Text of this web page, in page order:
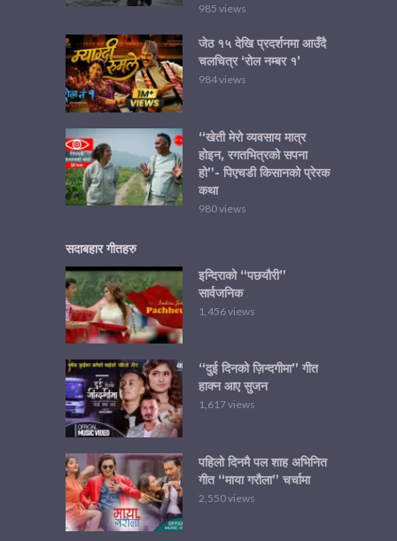
985 views
जेठ १५ देखि प्रदर्शनमा आउँदै
चलचित्र ‘रोल नम्बर १’
984 views
“खेती मेरो व्यवसाय मात्र
होइन, रगतभित्रको सपना
हो”- पिएचडी किसानको प्रेरक
कथा
980 views
सदाबहार गीतहरु
इन्दिराको “पछयौरी”
सार्वजनिक
1,456 views
“दुई दिनको ज़िन्दगीमा” गीत
हाक्न आए सुजन
1,617 views
पहिलो दिनमै पल शाह अभिनित
गीत “माया गरौला” चर्चामा
2,550 views